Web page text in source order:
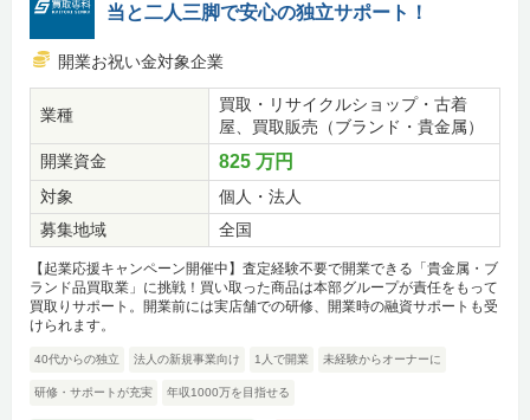
当と二人三脚で安心の独立サポート！
開業お祝い金対象企業
業種
買取・リサイクルショップ・古着
屋、買取販売（ブランド・貴金属）
開業資金
825 万円
対象
個人・法人
募集地域
全国
【起業応援キャンペーン開催中】査定経験不要で開業できる「貴金属・ブ
ランド品買取業」に挑戦！買い取った商品は本部グループが責任をもって
買取りサポート。開業前には実店舗での研修、開業時の融資サポートも受
けられます。
40代からの独立 法人の新規事業向け 1人で開業 未経験からオーナーに
研修・サポートが充実 年収1000万を目指せる